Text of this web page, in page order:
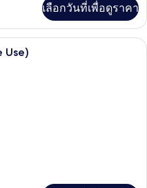
เลือกวันที่เพื่อดูราคา
ครื่องนอนระดับพรีเมียม, มินิบาร์ฟรี,
Use)